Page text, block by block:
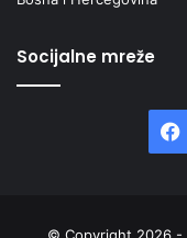
Socijalne mreže
© Copyright 2026 -